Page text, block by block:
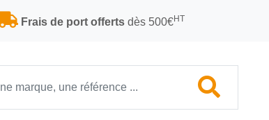
Frais de port offertsdès 500€HT